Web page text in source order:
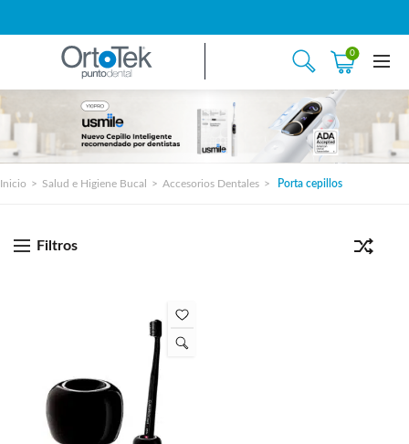
0
Inicio Salud e Higiene Bucal Accesorios Dentales Porta cepillos
Filtros